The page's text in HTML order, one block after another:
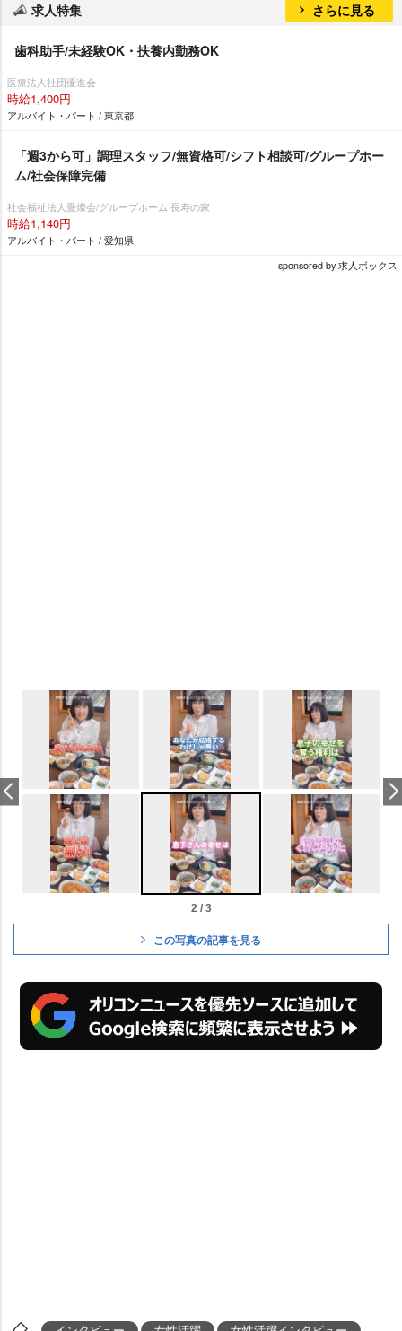
求人特集 さらに見る
歯科助手/未経験OK・扶養内勤務OK
医療法人社団優進会
時給1,400円
アルバイト・パート / 東京都
「週3から可」調理スタッフ/無資格可/シフト相談可/グループホー
ム/社会保障完備
社会福祉法人愛燦会/グループホーム 長寿の家
時給1,140円
アルバイト・パート / 愛知県
sponsored by 求人ボックス
2 / 3
この写真の記事を見る